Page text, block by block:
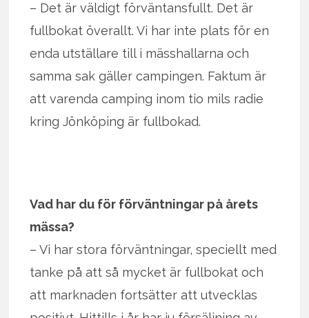
– Det är väldigt förväntansfullt. Det är
fullbokat överallt. Vi har inte plats för en
enda utställare till i mässhallarna och
samma sak gäller campingen. Faktum är
att varenda camping inom tio mils radie
kring Jönköping är fullbokad.
Vad har du för förväntningar på årets
mässa?
– Vi har stora förväntningar, speciellt med
tanke på att så mycket är fullbokat och
att marknaden fortsätter att utvecklas